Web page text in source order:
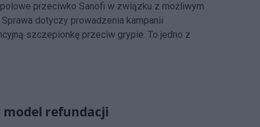
przeciwko Sanofi w związku z możliwym
dotyczy prowadzenia kampanii
szczepionkę przeciw grypie. To jedno z
model refundacji